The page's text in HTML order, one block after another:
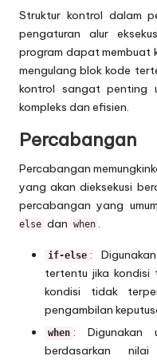
Struktur kontrol dalam
pengaturan alur
program dapat membuat
mengulang blok kode
kontrol sangat penting
kompleks dan efisien.
Percabangan
Percabangan
yang akan dieksekusi
percabangan yang
else dan when .
if-else :
tertentu jika kondisi
kondisi tidak
pengambilan
when : Digunakan
berdasarkan